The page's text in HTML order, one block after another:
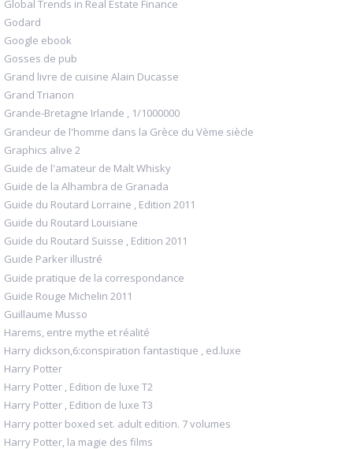
Global Trends in Real Estate Finance
Godard
Google ebook
Gosses de pub
Grand livre de cuisine Alain Ducasse
Grand Trianon
Grande-Bretagne Irlande , 1/1000000
Grandeur de l'homme dans la Grèce du Vème siècle
Graphics alive 2
Guide de l'amateur de Malt Whisky
Guide de la Alhambra de Granada
Guide du Routard Lorraine , Edition 2011
Guide du Routard Louisiane
Guide du Routard Suisse , Edition 2011
Guide Parker illustré
Guide pratique de la correspondance
Guide Rouge Michelin 2011
Guillaume Musso
Harems, entre mythe et réalité
Harry dickson,6:conspiration fantastique , ed.luxe
Harry Potter
Harry Potter , Edition de luxe T2
Harry Potter , Edition de luxe T3
Harry potter boxed set. adult edition. 7 volumes
Harry Potter, la magie des films